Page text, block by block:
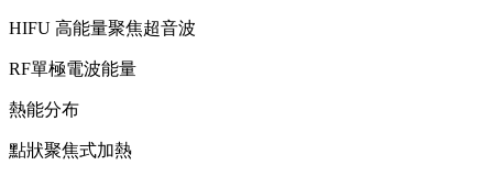
HIFU 高能量聚焦超音波
RF單極電波能量
熱能分布
點狀聚焦式加熱